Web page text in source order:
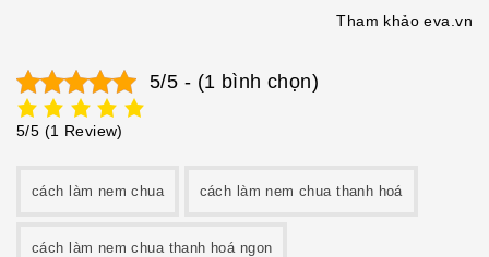
Tham khảo eva.vn
5/5 - (1 bình chọn)
5/5 (1 Review)
cách làm nem chua cách làm nem chua thanh hoá
cách làm nem chua thanh hoá ngon